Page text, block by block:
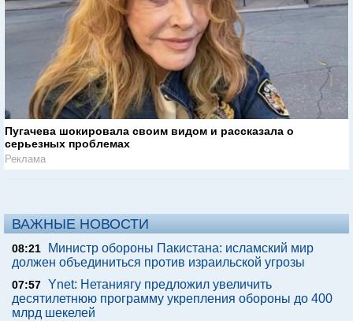
Пугачева шокировала своим видом и рассказала о
серьезных проблемах
Реклама
ВАЖНЫЕ НОВОСТИ
08:21
Министр обороны Пакистана: исламский мир
должен объединиться против израильской угрозы
07:57 Ynet: Нетаниягу предложил увеличить
десятилетнюю программу укрепления обороны до 400
млрд шекелей